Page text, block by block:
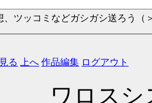
、ツッコミなどガシガシ送ろう（
る 上へ 作品編集 ログアウト
ワロスシ